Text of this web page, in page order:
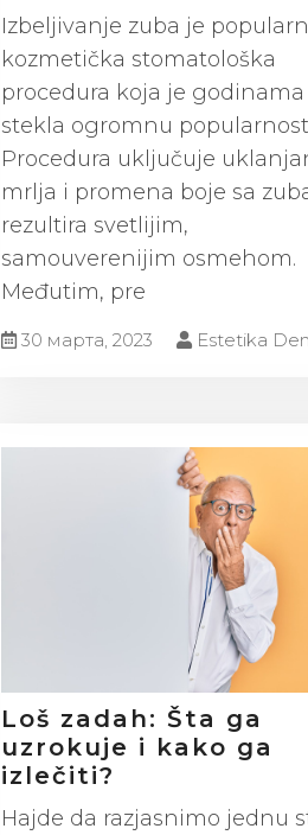
Izbeljivanje zuba je
kozmetička stomatološka
procedura koja je godinama
stekla ogromnu
Procedura uključuje
mrlja i promena boje sa
rezultira svetlijim,
samouverenijim osmehom.
Međutim, pre
30 марта, 2023 Estetika
Loš zadah: Šta ga
uzrokuje i kako ga
izlečiti?
Hajde da razjasnimo jednu